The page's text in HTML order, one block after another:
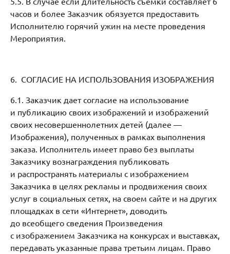
часов и более Заказчик обязуется предоставить
Исполнителю горячий ужин на месте проведения
Мероприятия.
6. СОГЛАСИЕ НА ИСПОЛЬЗОВАНИЯ ИЗОБРАЖЕНИЯ
6.1. Заказчик дает согласие на использование
и публикацию своих изображений и изображений
своих несовершеннолетних детей (далее —
Изображения), полученных в рамках выполнения
заказа. Исполнитель имеет право без выплаты
Заказчику вознаграждения публиковать
и распространять материалы с изображением
Заказчика в целях рекламы и продвижения своих
услуг в социальных сетях, на своем сайте и на других
площадках в сети «Интернет», доводить
до всеобщего сведения Произведения
с изображением Заказчика на конкурсах и выставках,
передавать указанные права третьим лицам. Право